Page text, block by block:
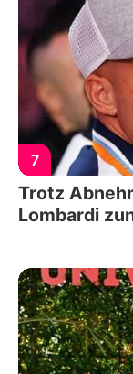
7
Trotz
Lombardi